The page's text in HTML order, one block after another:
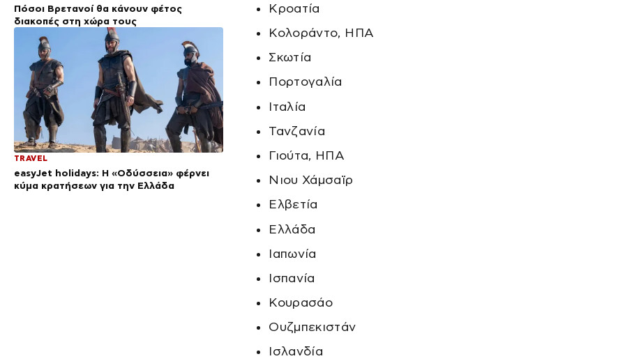
Πόσοι Βρετανοί θα κάνουν φέτος
διακοπές στη χώρα τους
TRAVEL
easyJet holidays: Η «Οδύσσεια» φέρνει
κύμα κρατήσεων για την Ελλάδα
Κροατία
Κολοράντο, ΗΠΑ
Σκωτία
Πορτογαλία
Ιταλία
Τανζανία
Γιούτα, ΗΠΑ
Νιου Χάμσαϊρ
Ελβετία
Ελλάδα
Ιαπωνία
Ισπανία
Κουρασάο
Ουζμπεκιστάν
Ισλανδία